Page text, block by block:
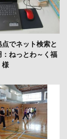
でネット検索と
：ねっとわ～く福